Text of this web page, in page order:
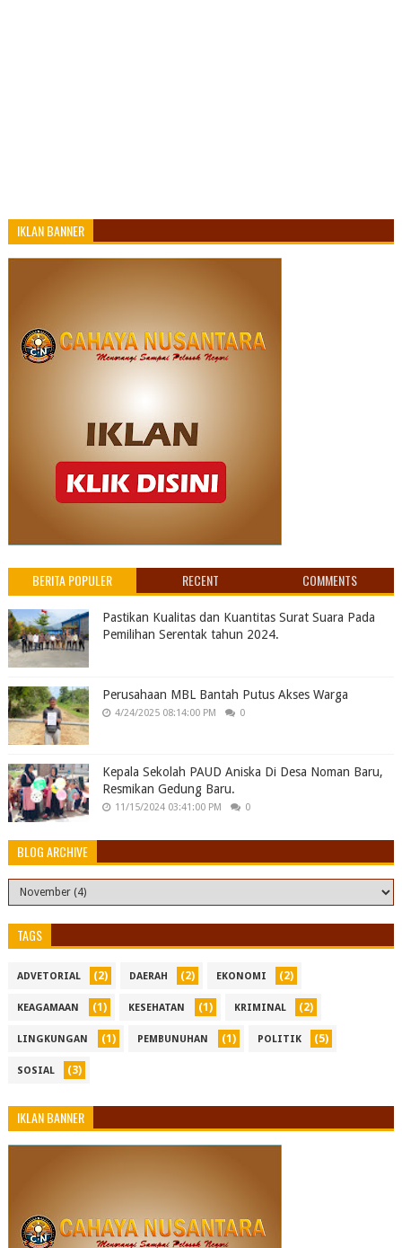
IKLAN BANNER
BERITA POPULER RECENT COMMENTS
Pastikan Kualitas dan Kuantitas Surat Suara Pada
Pemilihan Serentak tahun 2024.
Perusahaan MBL Bantah Putus Akses Warga
4/24/2025 08:14:00 PM 0
Kepala Sekolah PAUD Aniska Di Desa Noman Baru,
Resmikan Gedung Baru.
11/15/2024 03:41:00 PM 0
BLOG ARCHIVE
TAGS
ADVETORIAL (2) DAERAH (2) EKONOMI (2)
KEAGAMAAN (1) KESEHATAN (1) KRIMINAL (2)
LINGKUNGAN (1) PEMBUNUHAN (1) POLITIK (5)
SOSIAL (3)
IKLAN BANNER